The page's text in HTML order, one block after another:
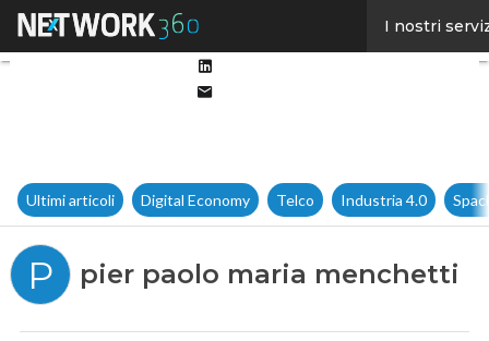
I nostri
Ultimi articoli Digital Economy Telco Industria 4.0
P pier paolo maria menchetti